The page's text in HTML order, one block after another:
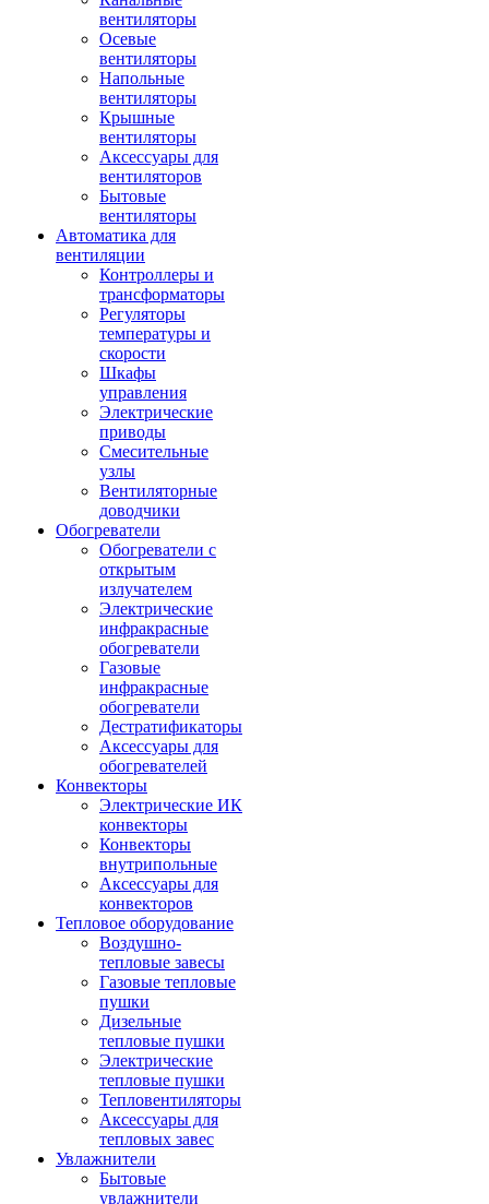
вентиляторы
Осевые
вентиляторы
Напольные
вентиляторы
Крышные
вентиляторы
Аксессуары для
вентиляторов
Бытовые
вентиляторы
Автоматика для
вентиляции
Контроллеры и
трансформаторы
Регуляторы
температуры и
скорости
Шкафы
управления
Электрические
приводы
Смесительные
узлы
Вентиляторные
доводчики
Обогреватели
Обогреватели с
открытым
излучателем
Электрические
инфракрасные
обогреватели
Газовые
инфракрасные
обогреватели
Дестратификаторы
Аксессуары для
обогревателей
Конвекторы
Электрические ИК
конвекторы
Конвекторы
внутрипольные
Аксессуары для
конвекторов
Тепловое оборудование
Воздушно-
тепловые завесы
Газовые тепловые
пушки
Дизельные
тепловые пушки
Электрические
тепловые пушки
Тепловентиляторы
Аксессуары для
тепловых завес
Увлажнители
Бытовые
увлажнители